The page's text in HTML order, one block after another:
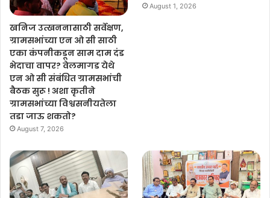
खनिज उत्खननासाठी सर्वेक्षण,
ग्रामसभांच्या एन ओ सी साठी
एका कंपनीकडून साम दाम दंड
भेदाचा वापर? वेलमागड येथे
एन ओ सी संबंधित ग्रामसभांची
बैठक सुरू ! अशा कृतीने
ग्रामसभांच्या विश्वसनीयतेला
तडा जाऊ शकतो?
August 7, 2026
August 1, 2026